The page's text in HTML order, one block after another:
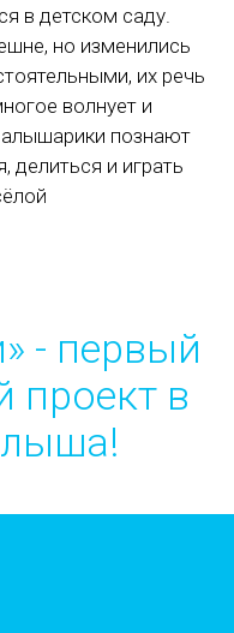
в детском саду.
но изменились
их речь
волнует и
познают
делиться и играть
- первый
в